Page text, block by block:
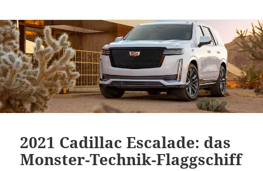
2021 Cadillac Escalade: das
Monster-Technik-Flaggschiff